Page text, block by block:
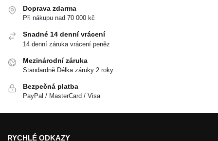
Doprava zdarma
Při nákupu nad 70 000 kč
Snadné 14 denní vrácení
14 denní záruka vrácení peněz
Mezinárodní záruka
Standardně Délka záruky 2 roky
Bezpečná platba
PayPal / MasterCard / Visa
RYCHLÉ ODKAZY